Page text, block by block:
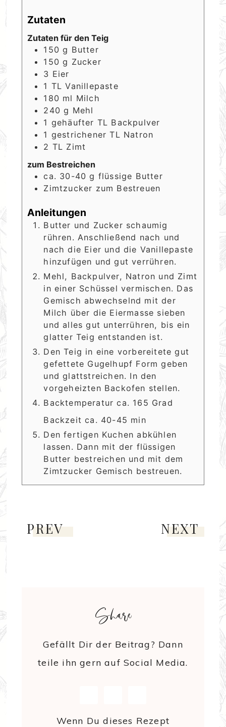
Zutaten
Zutaten für den Teig
150 g Butter
150 g Zucker
3 Eier
1 TL Vanillepaste
180 ml Milch
240 g Mehl
1 gehäufter TL Backpulver
1 gestrichener TL Natron
2 TL Zimt
zum Bestreichen
ca. 30-40 g flüssige Butter
Zimtzucker zum Bestreuen
Anleitungen
Butter und Zucker schaumig
rühren. Anschließend nach und
nach die Eier und die Vanillepaste
hinzufügen und gut verrühren.
Mehl, Backpulver, Natron und Zimt
in einer Schüssel vermischen. Das
Gemisch abwechselnd mit der
Milch über die Eiermasse sieben
und alles gut unterrühren, bis ein
glatter Teig entstanden ist.
Den Teig in eine vorbereitete gut
gefettete Gugelhupf Form geben
und glattstreichen. In den
vorgeheizten Backofen stellen.
Backtemperatur ca. 165 Grad
Backzeit ca. 40-45 min
Den fertigen Kuchen abkühlen
lassen. Dann mit der flüssigen
Butter bestreichen und mit dem
Zimtzucker Gemisch bestreuen.
PREV NEXT
Share
Gefällt Dir der Beitrag? Dann
teile ihn gern auf Social Media.
Wenn Du dieses Rezept